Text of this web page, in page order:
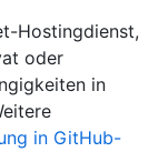
Hostingdienst,
oder
in
in GitHub-